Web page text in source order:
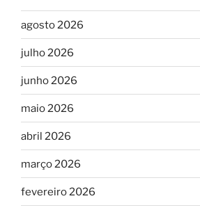
agosto 2026
julho 2026
junho 2026
maio 2026
abril 2026
março 2026
fevereiro 2026